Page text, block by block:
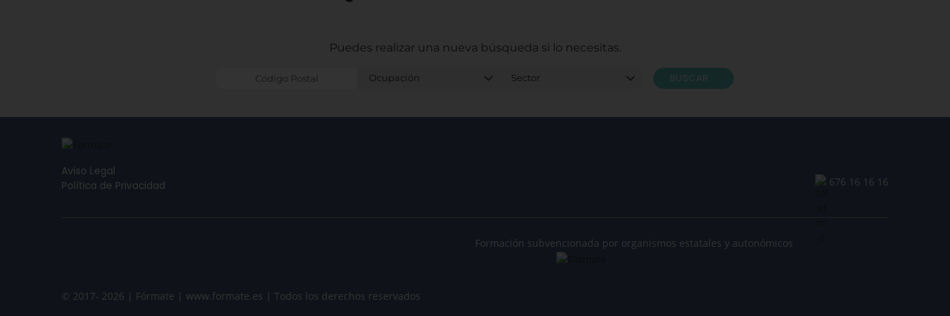
Puedes realizar una nueva búsqueda si lo necesitas.
BUSCAR
Aviso Legal
Política de Privacidad
676 16 16 16
© 2017- 2026 | Fórmate | www.formate.es | Todos los derechos reservados
Formación subvencionada por organismos estatales y autonómicos